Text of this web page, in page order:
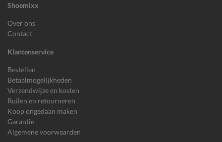
Shoemixx
Over ons
Contact
Klantenservice
Bestellen
Betaalmogelijkheden
Verzendwijze en kosten
Ruilen en retourneren
Koop ongedaan maken
Garantie
Algemene voorwaarden